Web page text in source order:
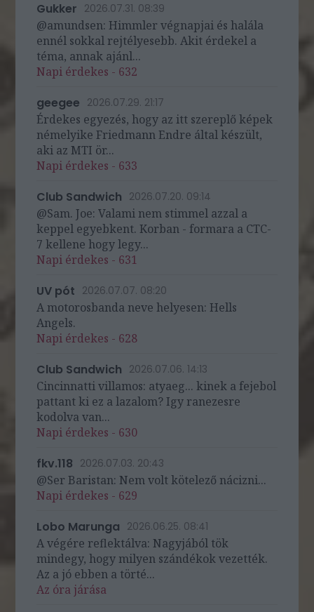
Gukker 2026.07.31. 08:39
@amundsen: Himmler végnapjai és halála
ennél sokkal rejtélyesebb. Akit érdekel a
téma, annak ajánl...
Napi érdekes - 632
geegee 2026.07.29. 21:17
Érdekes egyezés, hogy az itt szereplő képek
némelyike Friedmann Endre által készült,
aki az MTI ör...
Napi érdekes - 633
Club Sandwich 2026.07.20. 09:14
@Sam. Joe: Valami nem stimmel azzal a
keppel egyebkent. Korban - formara a CTC-
7 kellene hogy legy...
Napi érdekes - 631
UV pót 2026.07.07. 08:20
A motorosbanda neve helyesen: Hells
Angels.
Napi érdekes - 628
Club Sandwich 2026.07.06. 14:13
Cincinnatti villamos: atyaeg... kinek a fejebol
pattant ki ez a lazalom? Igy ranezesre
kodolva van...
Napi érdekes - 630
fkv.118 2026.07.03. 20:43
@Ser Baristan: Nem volt kötelező nácizni...
Napi érdekes - 629
Lobo Marunga 2026.06.25. 08:41
A végére reflektálva: Nagyjából tök
mindegy, hogy milyen szándékok vezették.
Az a jó ebben a törté...
Az óra járása